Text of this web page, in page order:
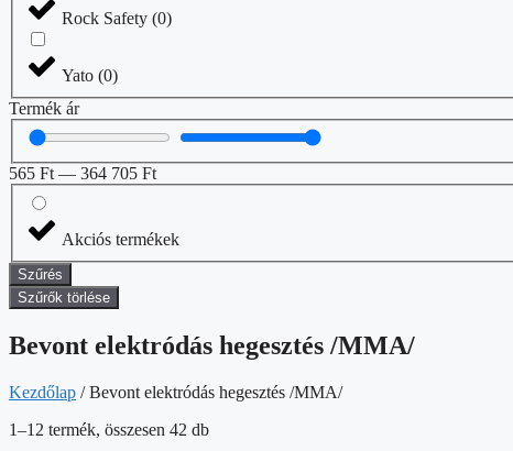
Rock Safety (0)
Yato (0)
Termék ár
565 Ft — 364 705 Ft
Akciós termékek
Szűrés
Szűrők törlése
Bevont elektródás hegesztés /MMA/
Kezdőlap / Bevont elektródás hegesztés /MMA/
1–12 termék, összesen 42 db